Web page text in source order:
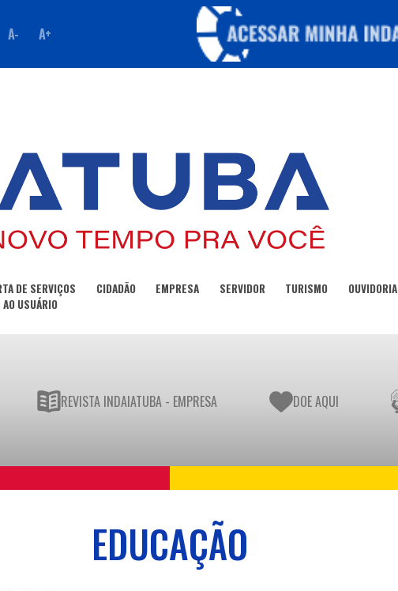
A- A+
DE SERVIÇOS
AO USUÁRIO
CIDADÃO EMPRESA SERVIDOR TURISMO OUVIDORIA
REVISTA INDAIATUBA - EMPRESA DOE AQUI
EDUCAÇÃO